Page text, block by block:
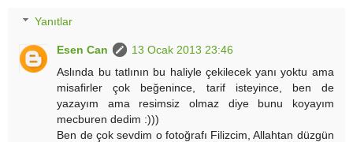
Yanıtlar
Esen Can
13 Ocak 2013 23:46
Aslında bu tatlının bu haliyle çekilecek yanı yoktu ama
misafirler çok beğenince, tarif isteyince, ben de
yazayım ama resimsiz olmaz diye bunu koyayım
mecburen dedim :)))
Ben de çok sevdim o fotoğrafı Filizcim, Allahtan düzgün